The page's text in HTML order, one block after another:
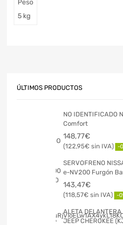
Peso
5 kg
ÚLTIMOS PRODUCTOS
NO IDENTIFICADO
Comfort
148,77€
122,95€ -
SERVOFRENO
e-NV200 Furgón
143,47€
118,57€ -
ALETA
JEEP CHEROKEE